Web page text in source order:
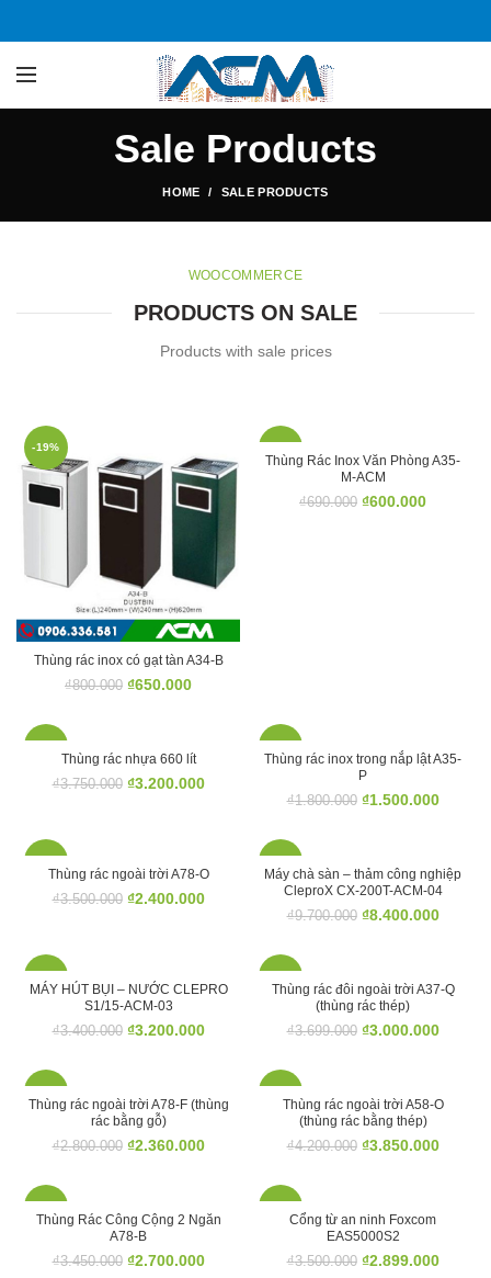
Sale Products
HOME SALE PRODUCTS
WOOCOMMERCE
PRODUCTS ON SALE
Products with sale prices
-19%
Thùng rác inox có gạt tàn A34-B
₫800.000 ₫650.000
Thùng Rác Inox Văn Phòng A35-
M-ACM
₫690.000 ₫600.000
Thùng rác nhựa 660 lít
₫3.750.000 ₫3.200.000
Thùng rác inox trong nắp lật A35-
P
₫1.800.000 ₫1.500.000
Thùng rác ngoài trời A78-O
₫3.500.000 ₫2.400.000
Máy chà sàn – thảm công nghiệp
CleproX CX-200T-ACM-04
₫9.700.000 ₫8.400.000
MÁY HÚT BỤI – NƯỚC CLEPRO
S1/15-ACM-03
₫3.400.000 ₫3.200.000
Thùng rác đôi ngoài trời A37-Q
(thùng rác thép)
₫3.699.000 ₫3.000.000
Thùng rác ngoài trời A78-F (thùng
rác bằng gỗ)
₫2.800.000 ₫2.360.000
Thùng rác ngoài trời A58-O
(thùng rác bằng thép)
₫4.200.000 ₫3.850.000
Thùng Rác Công Cộng 2 Ngăn
A78-B
₫3.450.000 ₫2.700.000
Cổng từ an ninh Foxcom
EAS5000S2
₫3.500.000 ₫2.899.000